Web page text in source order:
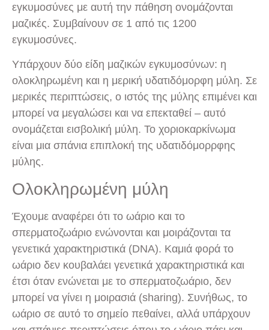
εγκυμοσύνες με αυτή την πάθηση ονομάζονται
μαζικές. Συμβαίνουν σε 1 από τις 1200
εγκυμοσύνες.
Υπάρχουν δύο είδη μαζικών εγκυμοσύνων: η
ολοκληρωμένη και η μερική υδατιδόμορφη μύλη. Σε
μερικές περιπτώσεις, ο ιστός της μύλης επιμένει και
μπορεί να μεγαλώσει και να επεκταθεί – αυτό
ονομάζεται εισβολική μύλη. Το χοριοκαρκίνωμα
είναι μια σπάνια επιπλοκή της υδατιδόμορρφης
μύλης.
Ολοκληρωμένη μύλη
Έχουμε αναφέρει ότι το ωάριο και το
σπερματοζωάριο ενώνονται και μοιράζονται τα
γενετικά χαρακτηριστικά (DNA). Καμιά φορά το
ωάριο δεν κουβαλάει γενετικά χαρακτηριστικά και
έτσι όταν ενώνεται με το σπερματοζωάριο, δεν
μπορεί να γίνει η μοιρασιά (sharing). Συνήθως, το
ωάριο σε αυτό το σημείο πεθαίνει, αλλά υπάρχουν